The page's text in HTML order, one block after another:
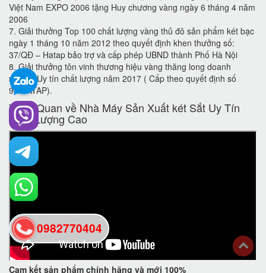
Việt Nam EXPO 2006 tặng Huy chương vàng ngày 6 tháng 4 năm
2006
7. Giải thưởng Top 100 chất lượng vàng thủ đô sản phẩm két bạc
ngày 1 tháng 10 năm 2012 theo quyết định khen thưởng số:
37/QĐ – Hatap bảo trợ và cấp phép UBND thành Phố Hà Nội
8. Giải thưởng tôn vinh thương hiệu vàng thăng long doanh
nghiệp Uy tín chất lượng năm 2017 ( Cấp theo quyết định số
98/HATAP).
Tổng Quan về Nhà Máy Sản Xuất két Sắt Uy Tín
Chất Lượng Cao
Cam kết sản phẩm chính hãng và mới 100%
0982770404